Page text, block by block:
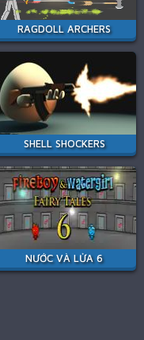
RAGDOLL ARCHERS
SHELL SHOCKERS
NƯỚC VÀ LỬA 6